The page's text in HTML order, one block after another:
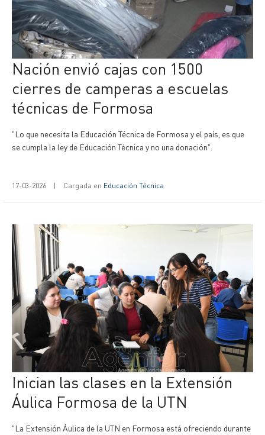
Nación envió cajas con 1500
cierres de camperas a escuelas
técnicas de Formosa
"Lo que necesita la Educación Técnica de Formosa y el país, es que
se cumpla la ley de Educación Técnica y no una donación".
17-03-2026 | Cargada en Educación Técnica
Inician las clases en la Extensión
Áulica Formosa de la UTN
"La Extensión Áulica de la UTN en Formosa está ofreciendo durante